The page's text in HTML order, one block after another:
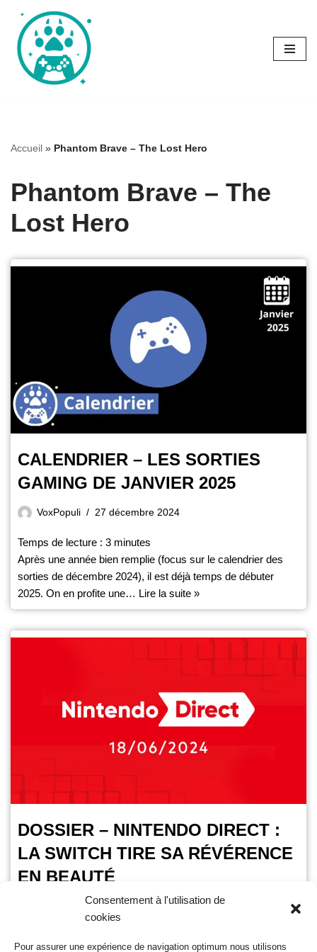
Consentement à l'utilisation de
cookies
Pour assurer une expérience de navigation optimum nous utilisons
Aller
au
contenu
Accueil » Phantom Brave – The Lost Hero
Phantom Brave – The
Lost Hero
CALENDRIER – LES SORTIES
GAMING DE JANVIER 2025
VoxPopuli 27 décembre 2024
Temps de lecture : 3 minutes
Après une année bien remplie (focus sur le calendrier des
sorties de décembre 2024), il est déjà temps de débuter
2025. On en profite une… Lire la suite »
DOSSIER – NINTENDO DIRECT :
LA SWITCH TIRE SA RÉVÉRENCE
EN BEAUTÉ
19 juin 2024